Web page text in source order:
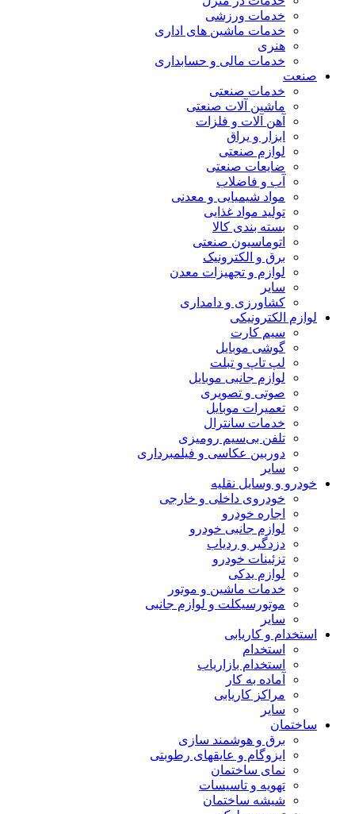
خدمات ورزشی
خدمات ماشین های اداری
هنری
خدمات مالی و حسابداری
صنعت
خدمات صنعتی
ماشین آلات صنعتی
آهن آلات و فلزات
ابزار و یراق
لوازم صنعتی
ضایعات صنعتی
آب و فاضلاب
مواد شیمیایی و معدنی
تولید مواد غذایی
بسته بندی کالا
اتوماسیون صنعتی
برق و الکترونیک
لوازم و تجهیزات معدن
سایر
کشاورزی و دامداری
لوازم الکترونیکی
سیم کارت
گوشی موبایل
لپ تاپ و تبلت
لوازم جانبی موبایل
صوتی و تصویری
تعمیرات موبایل
خدمات سانترال
تلفن بی‌سیم رومیزی
دوربین عکاسی و فیلمبرداری
سایر
خودرو و وسایل نقلیه
خودروی داخلی و خارجی
اجاره خودرو
لوازم جانبی خودرو
دزدگیر و ردیاب
تزئینات خودرو
لوازم یدکی
خدمات ماشین و موتور
موتورسیکلت و لوازم جانبی
سایر
استخدام و کاریابی
استخدام
استخدام بازاریاب
آماده به کار
مراکز کاریابی
سایر
ساختمان
برق و هوشمند سازی
ایزوگام و عایقهای رطوبتی
نمای ساختمان
تهویه و تاسیسات
شیشه ساختمان